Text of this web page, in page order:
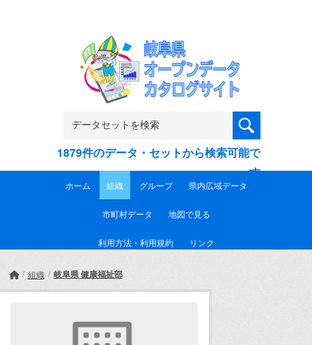
1879件のデータ・セットから検索可能で
す
ホーム 組織 グループ 県内広域データ
市町村データ 地図で見る
利用方法・利用規約 リンク
組織 岐阜県 健康福祉部